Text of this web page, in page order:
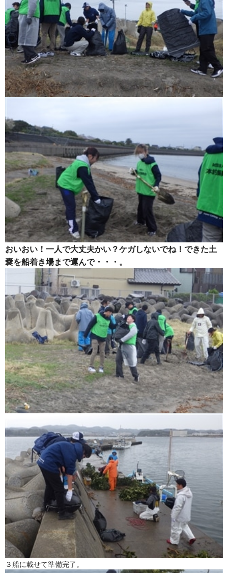
おいおい！一人で大丈夫かい？ケガしないでね！できた土
嚢を船着き場まで運んで・・・。
３船に載せて準備完了。